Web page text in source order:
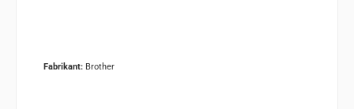
Fabrikant: Brother